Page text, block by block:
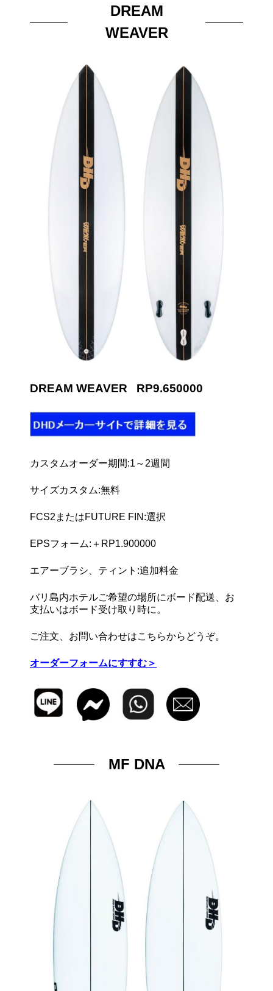
DREAM
WEAVER
DREAM WEAVER RP9.650000
カスタムオーダー期間:1～2週間
サイズカスタム:無料
FCS2またはFUTURE FIN:選択
EPSフォーム:＋RP1.900000
エアーブラシ、ティント:追加料金
バリ島内ホテルご希望の場所にボード配送、お
支払いはボード受け取り時に。
ご注文、お問い合わせはこちらからどうぞ。
オーダーフォームにすすむ＞
MF DNA